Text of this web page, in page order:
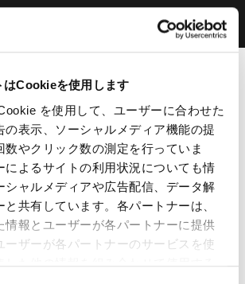
はCookieを使用します
を使用して、ユーザーに合わせた
の表示、ソーシャルメディア機能の提
数やクリック数の測定を行っていま
によるサイトの利用状況についても情
シャルメディアや広告配信、データ解
共有しています。各パートナーは、
情報とユーザーが各パートナーに提供
ーザーが各パートナーのサービスを使